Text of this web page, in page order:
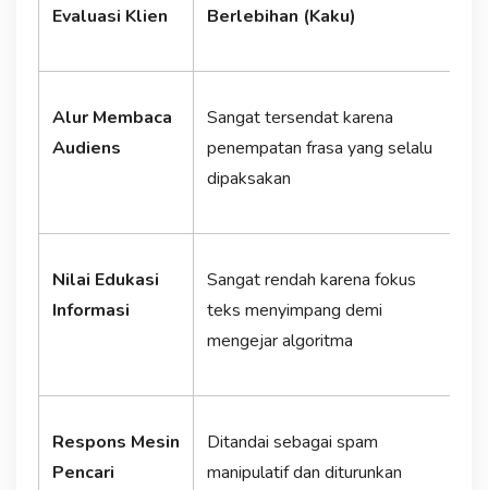
Evaluasi Klien
Berlebihan (Kaku)
Alur Membaca
Audiens
Sangat tersendat karena
penempatan frasa yang selalu
dipaksakan
Nilai Edukasi
Informasi
Sangat rendah karena fokus
teks menyimpang demi
mengejar algoritma
Respons Mesin
Pencari
Ditandai sebagai spam
manipulatif dan diturunkan